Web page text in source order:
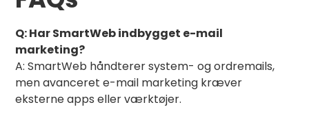
Q: Har SmartWeb indbygget e-mail
marketing?
A: SmartWeb håndterer system- og ordremails,
men avanceret e-mail marketing kræver
eksterne apps eller værktøjer.